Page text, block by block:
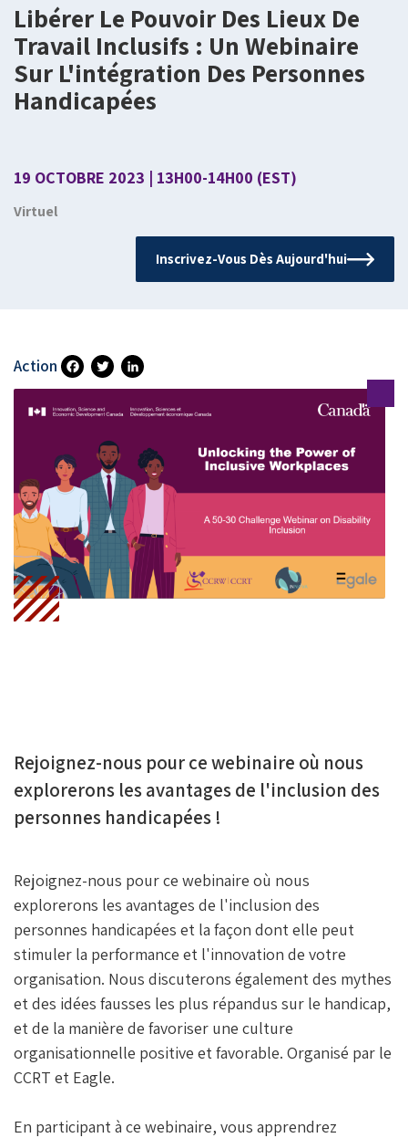
Libérer Le Pouvoir Des Lieux De
Travail Inclusifs : Un Webinaire
Sur L'intégration Des Personnes
Handicapées
19 OCTOBRE 2023 | 13H00-14H00 (EST)
Virtuel
Inscrivez-Vous Dès Aujourd'hui
Action
Fa
Ce
B
O
K
T
Wi
Tt
Er
Li
N
Ke
DI
N
Rejoignez-nous pour ce webinaire où nous
explorerons les avantages de l'inclusion des
personnes handicapées !
Rejoignez-nous pour ce webinaire où nous
explorerons les avantages de l'inclusion des
personnes handicapées et la façon dont elle peut
stimuler la performance et l'innovation de votre
organisation. Nous discuterons également des mythes
et des idées fausses les plus répandus sur le handicap,
et de la manière de favoriser une culture
organisationnelle positive et favorable. Organisé par le
CCRT et Eagle.
En participant à ce webinaire, vous apprendrez